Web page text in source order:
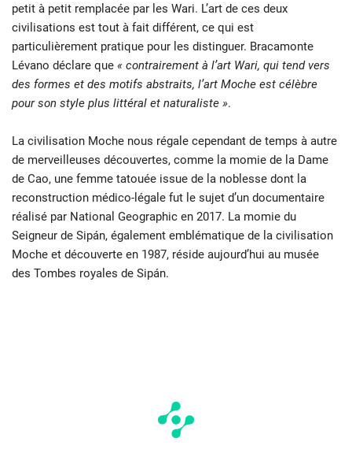
petit à petit remplacée par les Wari. L’art de ces deux
civilisations est tout à fait différent, ce qui est
particulièrement pratique pour les distinguer. Bracamonte
Lévano déclare que « contrairement à l’art Wari, qui tend vers
des formes et des motifs abstraits, l’art Moche est célèbre
pour son style plus littéral et naturaliste ».
La civilisation Moche nous régale cependant de temps à autre
de merveilleuses découvertes, comme la momie de la Dame
de Cao, une femme tatouée issue de la noblesse dont la
reconstruction médico-légale fut le sujet d’un documentaire
réalisé par National Geographic en 2017. La momie du
Seigneur de Sipán, également emblématique de la civilisation
Moche et découverte en 1987, réside aujourd’hui au musée
des Tombes royales de Sipán.